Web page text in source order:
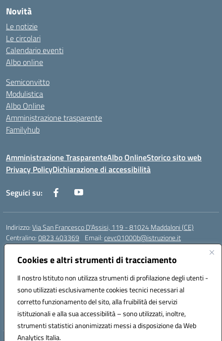
Cookies e altri strumenti di tracciamento
Il nostro Istituto non utilizza strumenti di profilazione degli utenti -
sono utilizzati esclusivamente cookies tecnici necessari al
corretto funzionamento del sito, alla fruibilità dei servizi
istituzionali e alla sua accessibilità – sono utilizzati, inoltre,
strumenti statistici anonimizzati messi a disposizione da Web
Analytics Italia.
Novità
Le notizie
Le circolari
Calendario eventi
Albo online
Semiconvitto
Modulistica
Albo Online
Amministrazione trasparente
Familyhub
Amministrazione TrasparenteAlbo OnlineStorico sito web
Privacy PolicyDichiarazione di accessibilità
Seguici su:
Indirizzo:Via San Francesco D'Assisi, 119 - 81024 Maddaloni (CE)
Centralino:0823 403369 Email:cevc01000b@istruzione.it
Posta elettronica certificata (PEC):
Codice fiscale: 80004990612 (Convitto) - 93044680614 (Scuole
Annesse)
Codice meccanografico:CEVC01000B
Codice Indice delle Pubbliche Amministrazioni (IPA): istsc_cevc01000b
Codice unico di fatturazione (CUF): ZUT1RT